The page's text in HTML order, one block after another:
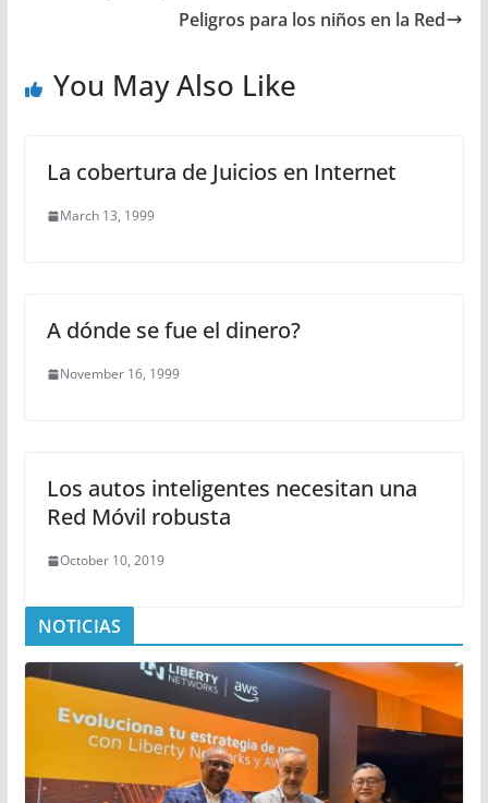
Peligros para los niños en la Red
You May Also Like
La cobertura de Juicios en Internet
March 13, 1999
A dónde se fue el dinero?
November 16, 1999
Los autos inteligentes necesitan una
Red Móvil robusta
October 10, 2019
NOTICIAS